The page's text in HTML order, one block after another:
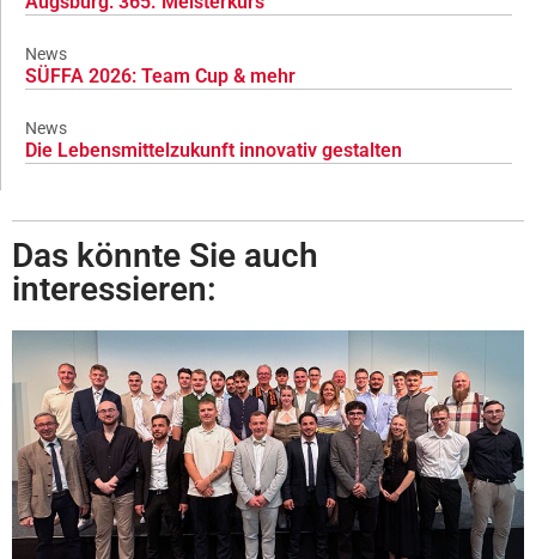
News
SÜFFA 2026: Team Cup & mehr
News
Die Lebensmittelzukunft innovativ gestalten
Das könnte Sie auch
interessieren: